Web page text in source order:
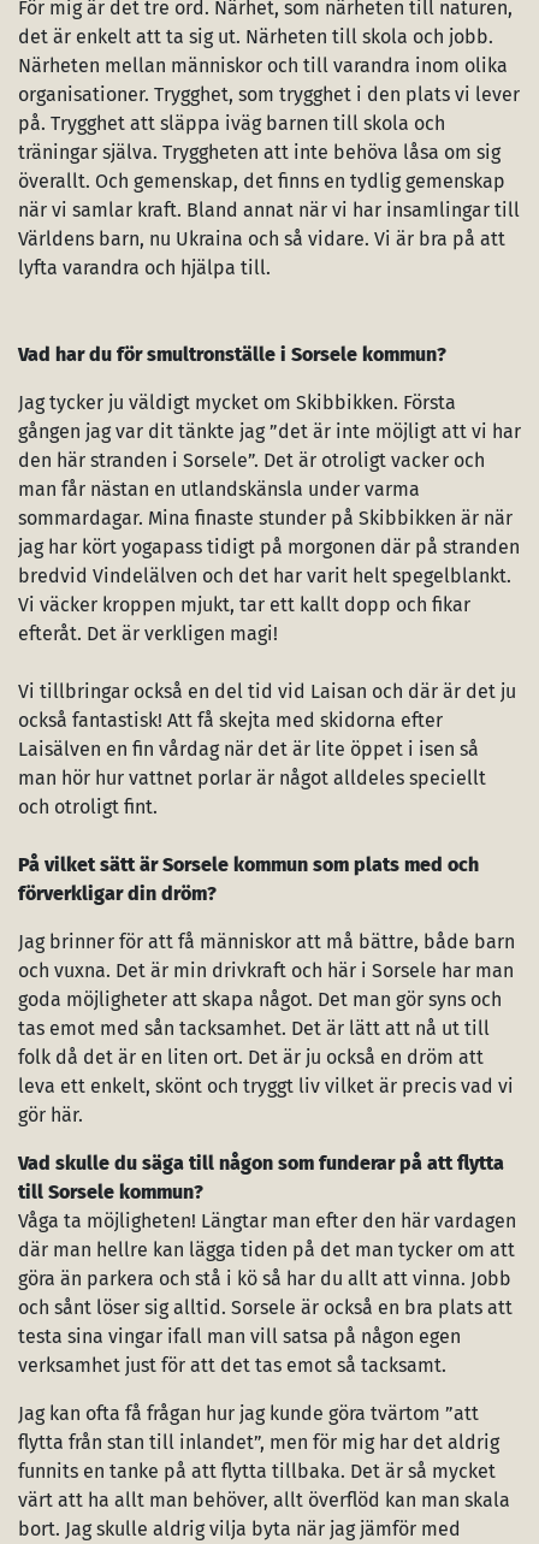
För mig är det tre ord. Närhet, som närheten till naturen,
det är enkelt att ta sig ut. Närheten till skola och jobb.
Närheten mellan människor och till varandra inom olika
organisationer. Trygghet, som trygghet i den plats vi lever
på. Trygghet att släppa iväg barnen till skola och
träningar själva. Tryggheten att inte behöva låsa om sig
överallt. Och gemenskap, det finns en tydlig gemenskap
när vi samlar kraft. Bland annat när vi har insamlingar till
Världens barn, nu Ukraina och så vidare. Vi är bra på att
lyfta varandra och hjälpa till.
Vad har du för smultronställe i Sorsele kommun?
Jag tycker ju väldigt mycket om Skibbikken. Första
gången jag var dit tänkte jag ”det är inte möjligt att vi har
den här stranden i Sorsele”. Det är otroligt vacker och
man får nästan en utlandskänsla under varma
sommardagar. Mina finaste stunder på Skibbikken är när
jag har kört yogapass tidigt på morgonen där på stranden
bredvid Vindelälven och det har varit helt spegelblankt.
Vi väcker kroppen mjukt, tar ett kallt dopp och fikar
efteråt. Det är verkligen magi!
Vi tillbringar också en del tid vid Laisan och där är det ju
också fantastisk! Att få skejta med skidorna efter
Laisälven en fin vårdag när det är lite öppet i isen så
man hör hur vattnet porlar är något alldeles speciellt
och otroligt fint.
På vilket sätt är Sorsele kommun som plats med och
förverkligar din dröm?
Jag brinner för att få människor att må bättre, både barn
och vuxna. Det är min drivkraft och här i Sorsele har man
goda möjligheter att skapa något. Det man gör syns och
tas emot med sån tacksamhet. Det är lätt att nå ut till
folk då det är en liten ort. Det är ju också en dröm att
leva ett enkelt, skönt och tryggt liv vilket är precis vad vi
gör här.
Vad skulle du säga till någon som funderar på att flytta
till Sorsele kommun?
Våga ta möjligheten! Längtar man efter den här vardagen
där man hellre kan lägga tiden på det man tycker om att
göra än parkera och stå i kö så har du allt att vinna. Jobb
och sånt löser sig alltid. Sorsele är också en bra plats att
testa sina vingar ifall man vill satsa på någon egen
verksamhet just för att det tas emot så tacksamt.
Jag kan ofta få frågan hur jag kunde göra tvärtom ”att
flytta från stan till inlandet”, men för mig har det aldrig
funnits en tanke på att flytta tillbaka. Det är så mycket
värt att ha allt man behöver, allt överflöd kan man skala
bort. Jag skulle aldrig vilja byta när jag jämför med